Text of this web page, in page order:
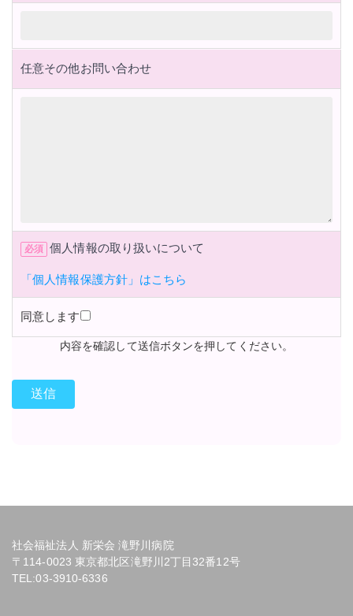
任意その他お問い合わせ
必須 個人情報の取り扱いについて
「個人情報保護方針」はこちら
同意します
内容を確認して送信ボタンを押してください。
社会福祉法人 新栄会 滝野川病院
〒114-0023 東京都北区滝野川2丁目32番12号
TEL:03-3910-6336